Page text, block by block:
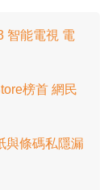
智能電視 電
榜首 網民
與條碼私隱漏